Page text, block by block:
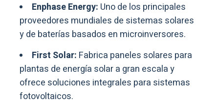
Enphase Energy: Uno de los principales
proveedores mundiales de sistemas solares
y de baterías basados en microinversores.
First Solar: Fabrica paneles solares para
plantas de energía solar a gran escala y
ofrece soluciones integrales para sistemas
fotovoltaicos.